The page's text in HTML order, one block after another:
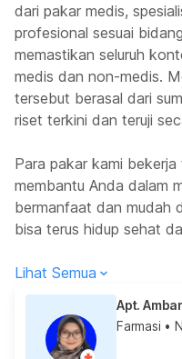
dari pakar medis,
profesional sesuai
memastikan seluruh
medis dan non-medis.
tersebut berasal dari
riset terkini dan teruji
Para pakar kami
membantu Anda dalam
bermanfaat dan mudah
bisa terus hidup sehat
Lihat Semua
Apt.
Farmasi •